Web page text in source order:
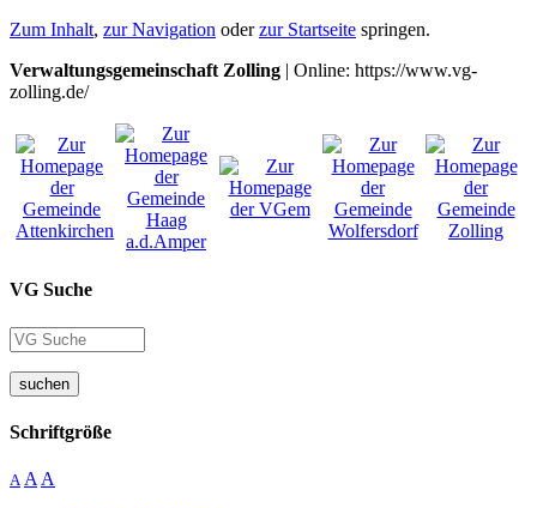
Zum Inhalt, zur Navigation oderzur Startseite springen.
Verwaltungsgemeinschaft Zolling | Online: https://www.vg-
zolling.de/
VG Suche
suchen
Schriftgröße
A A A